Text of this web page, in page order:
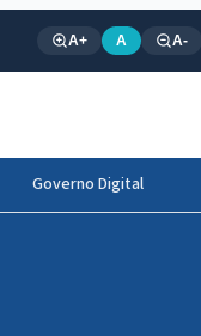
A+ A A-
Governo Digital